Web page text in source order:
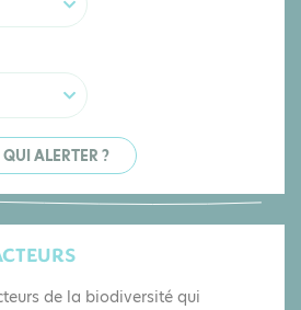
QUI ALERTER ?
de la biodiversité qui